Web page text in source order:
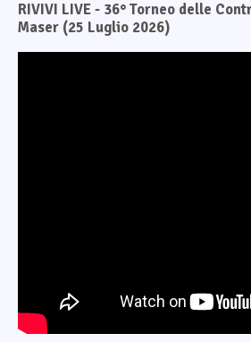
RIVIVI LIVE - 36° Torneo delle
Maser (25 Luglio 2026)